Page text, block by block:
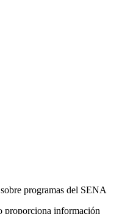
programas del SENA
proporciona información